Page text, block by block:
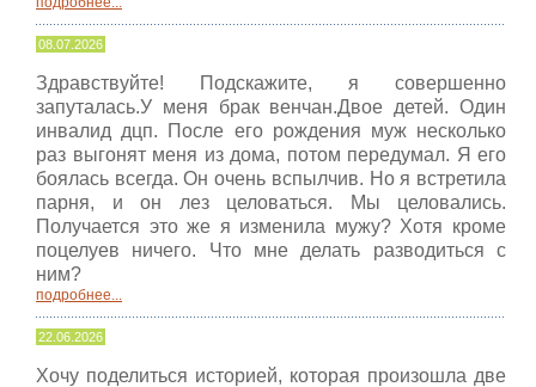
08.07.2026
Здравствуйте! Подскажите, я совершенно
запуталась.У меня брак венчан.Двое детей. Один
инвалид дцп. После его рождения муж несколько
раз выгонят меня из дома, потом передумал. Я его
боялась всегда. Он очень вспылчив. Но я встретила
парня, и он лез целоваться. Мы целовались.
Получается это же я изменила мужу? Хотя кроме
поцелуев ничего. Что мне делать разводиться с
ним?
подробнее...
22.06.2026
Хочу поделиться историей, которая произошла две